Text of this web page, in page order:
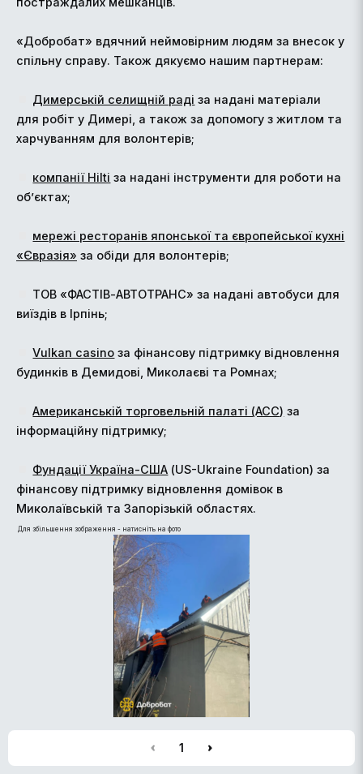
«Добробат» вдячний неймовірним людям за внесок у
спільну справу. Також дякуємо нашим партнерам:
Димерській селищній раді за надані матеріали
для робіт у Димері, а також за допомогу з житлом та
харчуванням для волонтерів;
компанії Hilti за надані інструменти для роботи на
об’єктах;
мережі ресторанів японської та європейської кухні
«Євразія» за обіди для волонтерів;
ТОВ «ФАСТІВ-АВТОТРАНС» за надані автобуси для
виїздів в Ірпінь;
Vulkan casino за фінансову підтримку відновлення
будинків в Демидові, Миколаєві та Ромнах;
Американській торговельній палаті (ACC) за
інформаційну підтримку;
Фундації Україна-США (US-Ukraine Foundation) за
фінансову підтримку відновлення домівок в
Миколаївській та Запорізькій областях.
Для збільшення зображення - натисніть на фото
1